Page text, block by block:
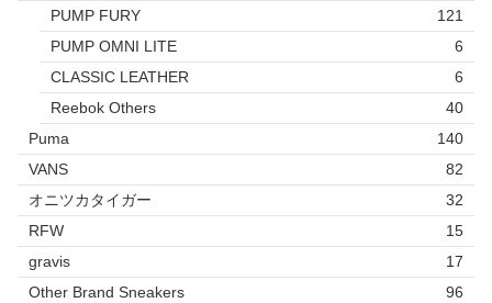
PUMP FURY
121
PUMP OMNI LITE
6
CLASSIC LEATHER
6
Reebok Others
40
Puma
140
VANS
82
オニツカタイガー
32
RFW
15
gravis
17
Other Brand Sneakers
96